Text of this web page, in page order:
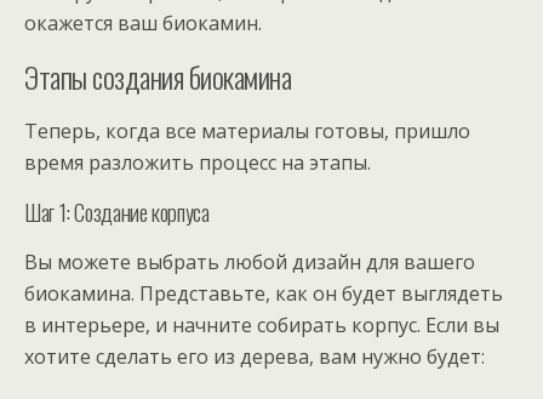
окажется ваш биокамин.
Этапы создания биокамина
Теперь, когда все материалы готовы, пришло
время разложить процесс на этапы.
Шаг 1: Создание корпуса
Вы можете выбрать любой дизайн для вашего
биокамина. Представьте, как он будет выглядеть
в интерьере, и начните собирать корпус. Если вы
хотите сделать его из дерева, вам нужно будет: